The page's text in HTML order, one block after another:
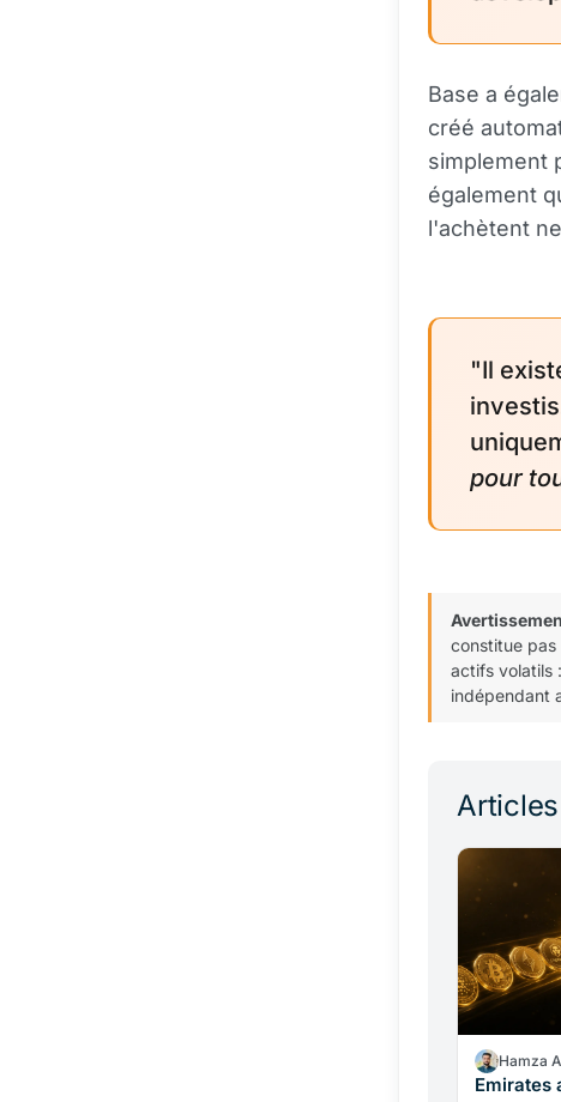
Base a
créé
simplement
également
l'achètent
"Il
pour
constitue pas
actifs volatils
indépendant
Hamza
Emirates